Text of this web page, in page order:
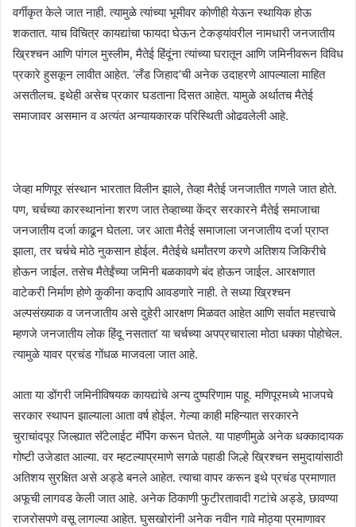
वर्गीकृत केले जात नाही. त्यामुळे त्यांच्या भूमीवर कोणीही येऊन स्थायिक होऊ
शकतात. याच विचित्र कायद्यांचा फायदा घेऊन टेकड्यांवरील नामधारी जनजातीय
ख्रिश्चन आणि पांगल मुस्लीम, मैतेई हिंदूंना त्यांच्या घरातून आणि जमिनीवरून विविध
प्रकारे हुसकून लावीत आहेत. ‘लँड जिहाद’ची अनेक उदाहरणे आपल्याला माहित
असतीलच. इथेही असेच प्रकार घडताना दिसत आहेत. यामुळे अर्थातच मैतेई
समाजावर असमान व अत्यंत अन्यायकारक परिस्थिती ओढवलेली आहे.
जेव्हा मणिपूर संस्थान भारतात विलीन झाले, तेव्हा मैतेई जनजातीत गणले जात होते.
पण, चर्चच्या कारस्थानांना शरण जात तेव्हाच्या केंद्र सरकारने मैतेई समाजाचा
जनजातीय दर्जा काढून घेतला. जर आता मैतेई समाजाला जनजातीय दर्जा प्राप्त
झाला, तर चर्चचे मोठे नुकसान होईल. मैतेईचे धर्मांतरण करणे अतिशय जिकिरीचे
होऊन जाईल. तसेच मैतेईंच्या जमिनी बळकावणे बंद होऊन जाईल. आरक्षणात
वाटेकरी निर्माण होणे कुकीना कदापि आवडणारे नाही. ते सध्या ख्रिश्चन
अल्पसंख्याक व जनजातीय असे दुहेरी आरक्षण मिळवत आहेत आणि सर्वात महत्त्वाचे
म्हणजे जनजातीय लोक हिंदू नसतात’ या चर्चच्या अपप्रचाराला मोठा धक्का पोहोचेल.
त्यामुळे यावर प्रचंड गोंधळ माजवला जात आहे.
आता या डोंगरी जमिनीविषयक कायद्यांचे अन्य दुष्परिणाम पाहू. मणिपूरमध्ये भाजपचे
सरकार स्थापन झाल्याला आता वर्ष होईल. गेल्या काही महिन्यात सरकारने
चुराचांदपूर जिल्ह्यात सॅटेलाईट मॅपिंग करून घेतले. या पाहणीमुळे अनेक धक्कादायक
गोष्टी उजेडात आल्या. वर म्हटल्याप्रमाणे सगळे पहाडी जिल्हे ख्रिश्चन समुदायांसाठी
अतिशय सुरक्षित असे अड्डे बनले आहेत. त्याचा वापर करून इथे प्रचंड प्रमाणात
अफूची लागवड केली जात आहे. अनेक ठिकाणी फुटीरतावादी गटांचे अड्डे, छावण्या
राजरोसपणे वसू लागल्या आहेत. घुसखोरांनी अनेक नवीन गावे मोठ्या प्रमाणावर